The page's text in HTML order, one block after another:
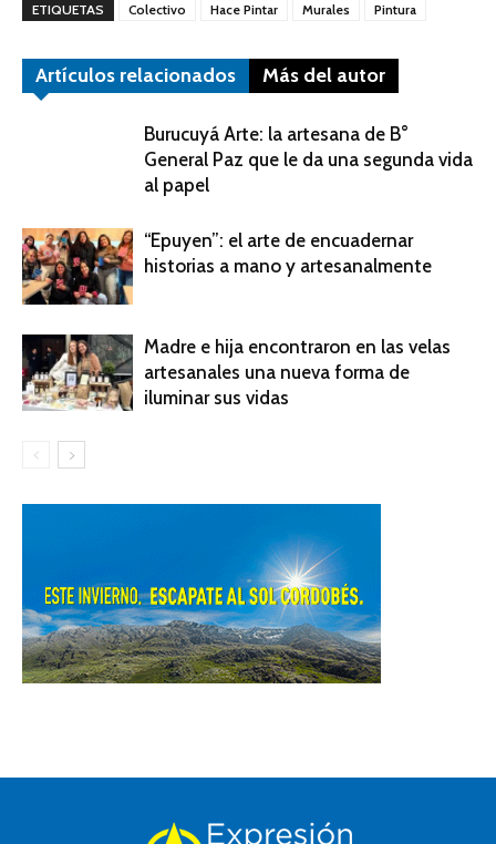
ETIQUETAS Colectivo Hace Pintar Murales Pintura
Artículos relacionados Más del autor
Burucuyá Arte: la artesana de B°
General Paz que le da una segunda vida
al papel
“Epuyen”: el arte de encuadernar
historias a mano y artesanalmente
Madre e hija encontraron en las velas
artesanales una nueva forma de
iluminar sus vidas